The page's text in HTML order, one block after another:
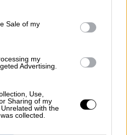
Sale of my
my
Advertising.
Use,
Sharing of my
with the
collected.